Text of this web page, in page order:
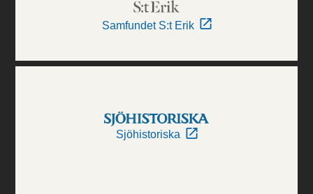
Samfundet S:t Erik
Sjöhistoriska